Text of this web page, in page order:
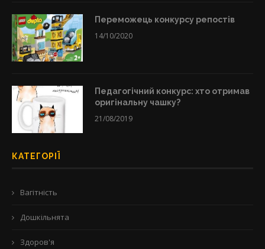
Переможець конкурсу репостів
14/10/2020
Педагогічний конкурс: хто отримав
оригінальну чашку?
21/08/2019
КАТЕГОРІЇ
Вагітність
Дошкільнята
Здоров'я